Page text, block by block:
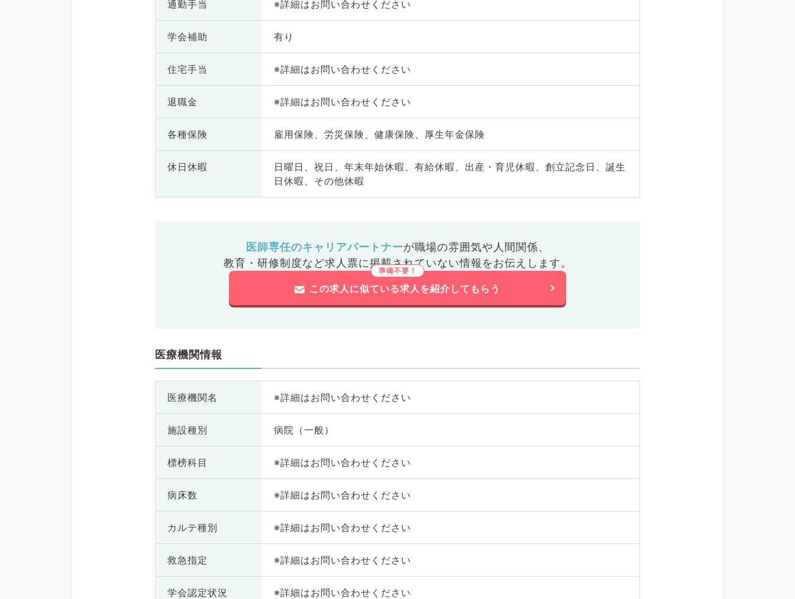
通勤手当 ※詳細はお問い合わせください
学会補助 有り
住宅手当 ※詳細はお問い合わせください
退職金 ※詳細はお問い合わせください
各種保険 雇用保険、労災保険、健康保険、厚生年金保険
休日休暇
日曜日、祝日、年末年始休暇、有給休暇、出産・育児休暇、創立記念日、誕生
日休暇、その他休暇
医師専任のキャリアパートナーが職場の雰囲気や人間関係、
教育・研修制度など求人票に掲載されていない情報をお伝えします。
この求人に似ている求人を紹介してもらう
医療機関情報
医療機関名 ※詳細はお問い合わせください
施設種別 病院（一般）
標榜科目 ※詳細はお問い合わせください
病床数 ※詳細はお問い合わせください
カルテ種別 ※詳細はお問い合わせください
救急指定 ※詳細はお問い合わせください
学会認定状況 ※詳細はお問い合わせください